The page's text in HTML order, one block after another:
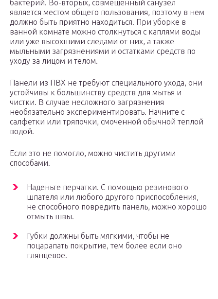
бактерий. Во-вторых, совмещенный санузел
является местом общего пользования, поэтому в нем
должно быть приятно находиться. При уборке в
ванной комнате можно столкнуться с каплями воды
или уже высохшими следами от них, а также
мыльными загрязнениями и остатками средств по
уходу за лицом и телом.
Панели из ПВХ не требуют специального ухода, они
устойчивы к большинству средств для мытья и
чистки. В случае несложного загрязнения
необязательно экспериментировать. Начните с
салфетки или тряпочки, смоченной обычной теплой
водой.
Если это не помогло, можно чистить другими
способами.
Наденьте перчатки. С помощью резинового
шпателя или любого другого приспособления,
не способного повредить панель, можно хорошо
отмыть швы.
Губки должны быть мягкими, чтобы не
поцарапать покрытие, тем более если оно
глянцевое.